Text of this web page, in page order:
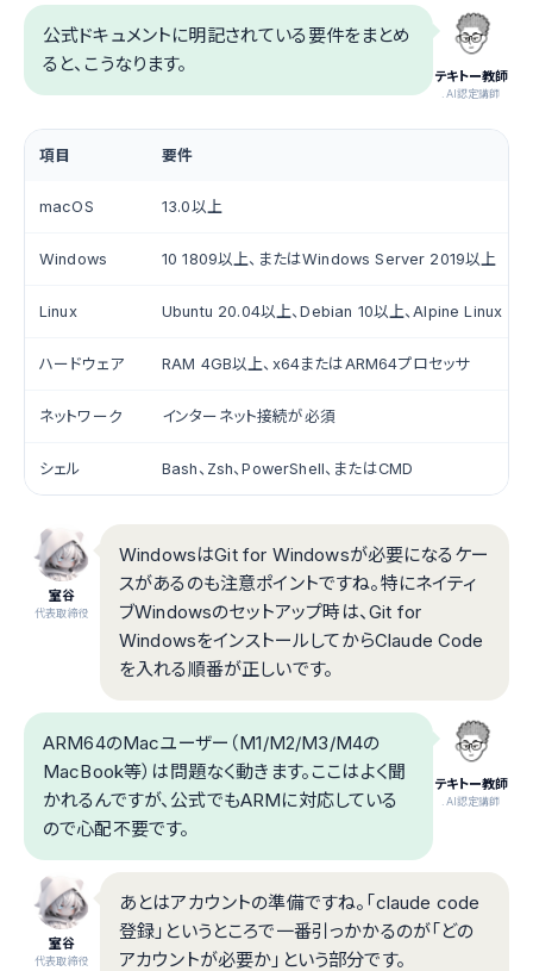
テキトー教師
.AI認定講師
公式ドキュメントに明記されている要件をまとめ
ると、こうなります。
項目 要件
macOS 13.0以上
Windows 10 1809以上、またはWindows Server 2019以上
Linux Ubuntu 20.04以上、Debian 10以上、Alpine Linux
ハードウェア RAM 4GB以上、x64またはARM64プロセッサ
ネットワーク インターネット接続が必須
シェル Bash、Zsh、PowerShell、またはCMD
室谷
代表取締役
WindowsはGit for Windowsが必要になるケー
スがあるのも注意ポイントですね。特にネイティ
ブWindowsのセットアップ時は、Git for
WindowsをインストールしてからClaude Code
を入れる順番が正しいです。
テキトー教師
.AI認定講師
ARM64のMacユーザー（M1/M2/M3/M4の
MacBook等）は問題なく動きます。ここはよく聞
かれるんですが、公式でもARMに対応している
ので心配不要です。
室谷
代表取締役
あとはアカウントの準備ですね。「claude code
登録」というところで一番引っかかるのが「どの
アカウントが必要か」という部分です。